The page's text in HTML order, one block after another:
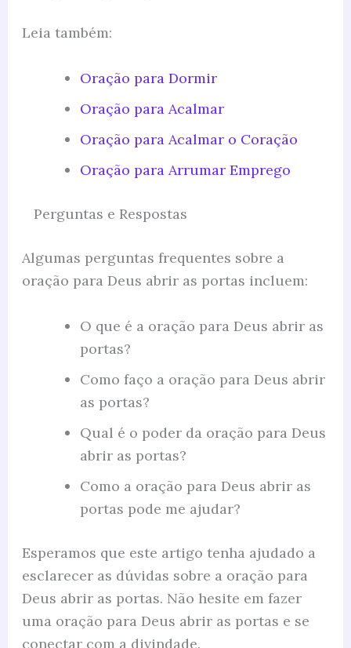
Leia também:
Oração para Dormir
Oração para Acalmar
Oração para Acalmar o Coração
Oração para Arrumar Emprego
Perguntas e Respostas
Algumas perguntas frequentes sobre a
oração para Deus abrir as portas incluem:
O que é a oração para Deus abrir as
portas?
Como faço a oração para Deus abrir
as portas?
Qual é o poder da oração para Deus
abrir as portas?
Como a oração para Deus abrir as
portas pode me ajudar?
Esperamos que este artigo tenha ajudado a
esclarecer as dúvidas sobre a oração para
Deus abrir as portas. Não hesite em fazer
uma oração para Deus abrir as portas e se
conectar com a divindade.